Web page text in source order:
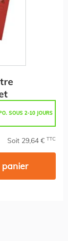
SOUS 2-10 JOURS
Soit 29,64 € TTC
panier